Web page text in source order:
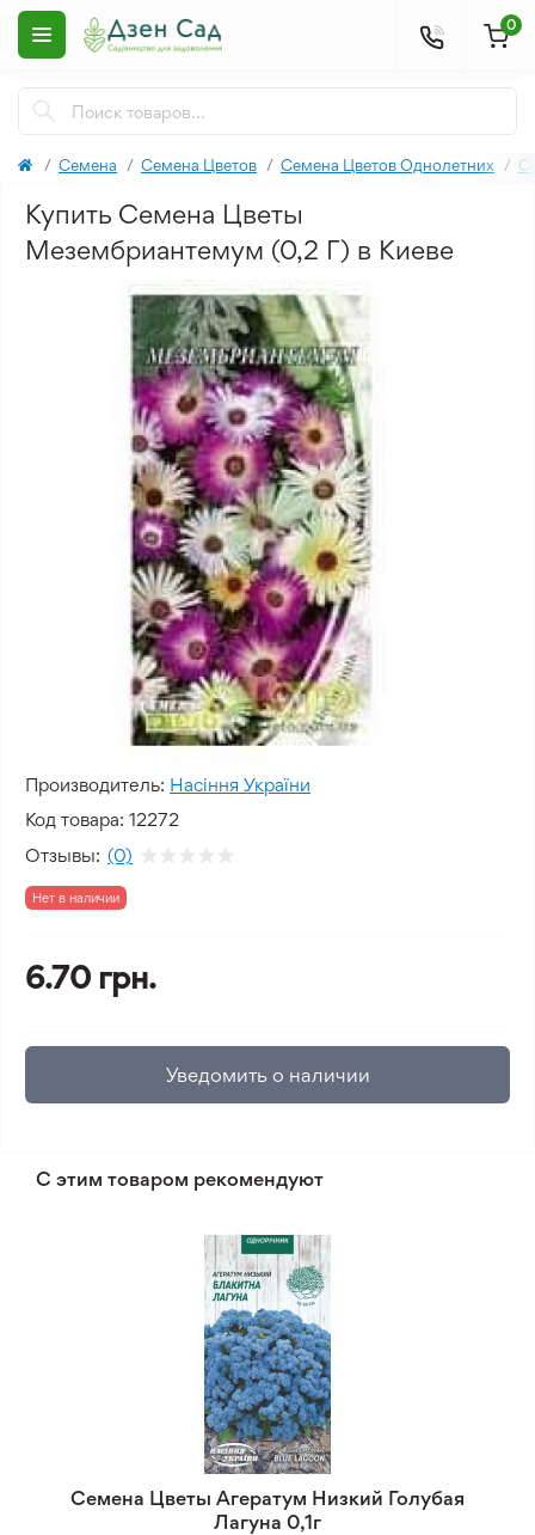
0
Семена Семена Цветов Семена Цветов Однолетних
Купить Семена Цветы
Мезембриантемум (0,2 Г) в Киеве
Производитель: Насіння України
Код товара: 12272
Отзывы: (0)
Нет в наличии
6.70 грн.
Уведомить о наличии
С этим товаром рекомендуют
Семена Цветы Агератум Низкий Голубая
Лагуна 0,1г